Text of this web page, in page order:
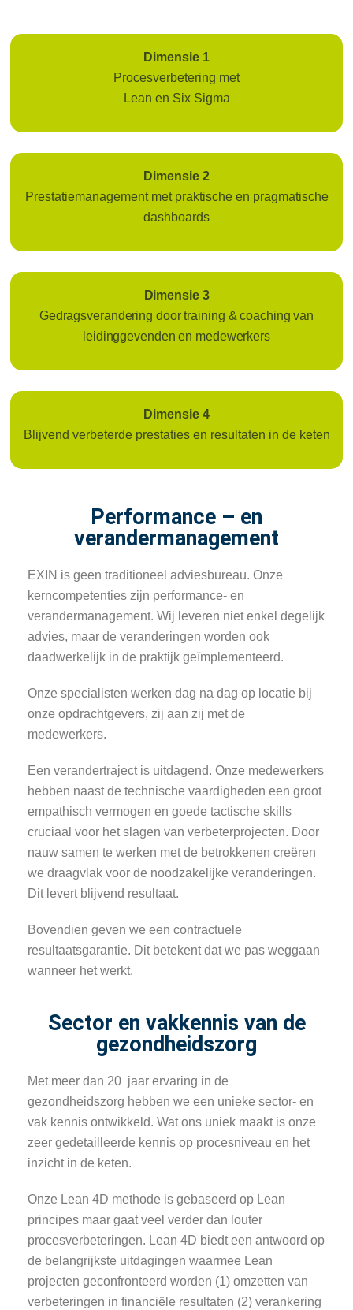
Dimensie 1
Procesverbetering met
Lean en Six Sigma
Dimensie 2
Prestatiemanagement met praktische en pragmatische
dashboards
Dimensie 3
Gedragsverandering door training & coaching van
leidinggevenden en medewerkers
Dimensie 4
Blijvend verbeterde prestaties en resultaten in de keten
Performance – en
verandermanagement
EXIN is geen traditioneel adviesbureau. Onze
kerncompetenties zijn performance- en
verandermanagement. Wij leveren niet enkel degelijk
advies, maar de veranderingen worden ook
daadwerkelijk in de praktijk geïmplementeerd.
Onze specialisten werken dag na dag op locatie bij
onze opdrachtgevers, zij aan zij met de
medewerkers.
Een verandertraject is uitdagend. Onze medewerkers
hebben naast de technische vaardigheden een groot
empathisch vermogen en goede tactische skills
cruciaal voor het slagen van verbeterprojecten. Door
nauw samen te werken met de betrokkenen creëren
we draagvlak voor de noodzakelijke veranderingen.
Dit levert blijvend resultaat.
Bovendien geven we een contractuele
resultaatsgarantie. Dit betekent dat we pas weggaan
wanneer het werkt.
Sector en vakkennis van de
gezondheidszorg
Met meer dan 20 jaar ervaring in de
gezondheidszorg hebben we een unieke sector- en
vak kennis ontwikkeld. Wat ons uniek maakt is onze
zeer gedetailleerde kennis op procesniveau en het
inzicht in de keten.
Onze Lean 4D methode is gebaseerd op Lean
principes maar gaat veel verder dan louter
procesverbeteringen. Lean 4D biedt een antwoord op
de belangrijkste uitdagingen waarmee Lean
projecten geconfronteerd worden (1) omzetten van
verbeteringen in financiële resultaten (2) verankering